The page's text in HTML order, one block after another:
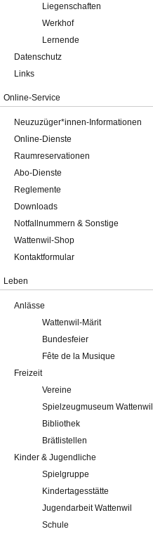
Liegenschaften
Werkhof
Lernende
Datenschutz
Links
Online-Service
Neuzuzüger*innen-Informationen
Online-Dienste
Raumreservationen
Abo-Dienste
Reglemente
Downloads
Notfallnummern & Sonstige
Wattenwil-Shop
Kontaktformular
Leben
Anlässe
Wattenwil-Märit
Bundesfeier
Fête de la Musique
Freizeit
Vereine
Spielzeugmuseum Wattenwil
Bibliothek
Brätlistellen
Kinder & Jugendliche
Spielgruppe
Kindertagesstätte
Jugendarbeit Wattenwil
Schule